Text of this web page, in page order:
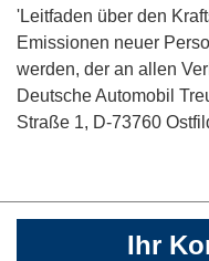
'Leitfaden über den
Emissionen neuer
werden, der an allen
Deutsche Automobil
Straße 1, D-73760
Ihr